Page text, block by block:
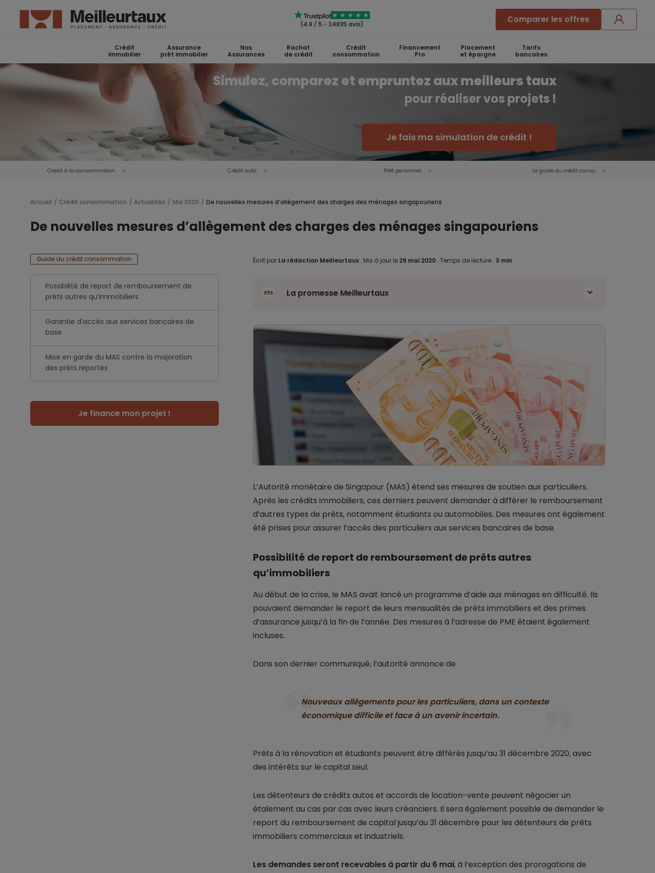
(4.8 / 5 - 24835 avis) Comparer les offres
Crédit
immobilier
Assurance
prêt immobilier
Nos
Assurances
Rachat
de crédit
Crédit
consommation
Financement
Pro
Placement
et épargne
Tarifs
bancaires
Simulez, comparez et empruntez aux meilleurs taux
pour réaliser vos projets !
Je fais ma simulation de crédit !
Credit à la consommation Crédit auto Prêt personnel Le guide du crédit conso
Accueil Crédit consommation Actualités Mai 2020 De nouvelles mesures d’allègement des charges des ménages singapouriens
De nouvelles mesures d’allègement des charges des ménages singapouriens
Guide du crédit consommation
Possibilité de report de remboursement de
prêts autres qu’immobiliers
Garantie d’accès aux services bancaires de
base
Mise en garde du MAS contre la majoration
des prêts reportés
Je finance mon projet !
Écrit par La rédaction Meilleurtaux . Mis à jour le 29 mai 2020 . Temps de lecture : 3 min
La promesse Meilleurtaux
L’Autorité monétaire de Singapour (MAS) étend ses mesures de soutien aux particuliers.
Après les crédits immobiliers, ces derniers peuvent demander à différer le remboursement
d’autres types de prêts, notamment étudiants ou automobiles. Des mesures ont également
été prises pour assurer l’accès des particuliers aux services bancaires de base.
Possibilité de report de remboursement de prêts autres
qu’immobiliers
Au début de la crise, le MAS avait lancé un programme d’aide aux ménages en difficulté. Ils
pouvaient demander le report de leurs mensualités de prêts immobiliers et des primes
d’assurance jusqu’à la fin de l’année. Des mesures à l’adresse de PME étaient également
incluses.
Dans son dernier communiqué, l’autorité annonce de
Nouveaux allègements pour les particuliers, dans un contexte
économique difficile et face à un avenir incertain.
Prêts à la rénovation et étudiants peuvent être différés jusqu’au 31 décembre 2020, avec
des intérêts sur le capital seul.
Les détenteurs de crédits autos et accords de location-vente peuvent négocier un
étalement au cas par cas avec leurs créanciers. Il sera également possible de demander le
report du remboursement de capital jusqu’au 31 décembre pour les détenteurs de prêts
immobiliers commerciaux et industriels.
Les demandes seront recevables à partir du 6 mai, à l’exception des prorogations de